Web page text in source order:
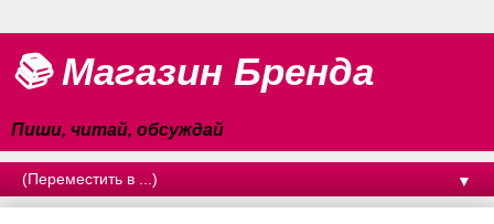
📚 Магазин Бренда
Пиши, читай, обсуждай
▼